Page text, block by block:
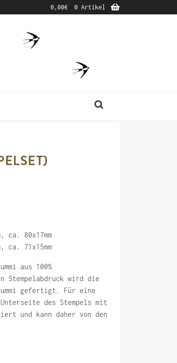
0,00€ 0 Artikel
ca. 80x17mm
ca. 71x15mm
aus 100%
Stempelabdruck wird die
gefertigt. Für eine
des Stempels mit
und kann daher von den